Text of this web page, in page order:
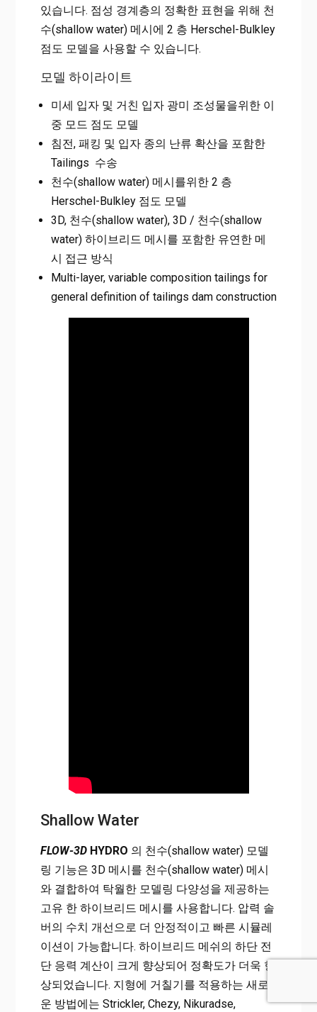
있습니다. 점성 경계층의 정확한 표현을 위해 천
수(shallow water) 메시에 2 층 Herschel-Bulkley
점도 모델을 사용할 수 있습니다.
모델 하이라이트
미세 입자 및 거친 입자 광미 조성물을위한 이
중 모드 점도 모델
침전, 패킹 및 입자 종의 난류 확산을 포함한
Tailings 수송
천수(shallow water) 메시를위한 2 층
Herschel-Bulkley 점도 모델
3D, 천수(shallow water), 3D / 천수(shallow
water) 하이브리드 메시를 포함한 유연한 메
시 접근 방식
Multi-layer, variable composition tailings for
general definition of tailings dam construction
Shallow Water
FLOW-3DHYDRO 의 천수(shallow water) 모델
링 기능은 3D 메시를 천수(shallow water) 메시
와 결합하여 탁월한 모델링 다양성을 제공하는
고유 한 하이브리드 메시를 사용합니다. 압력 솔
버의 수치 개선으로 더 안정적이고 빠른 시뮬레
이션이 가능합니다. 하이브리드 메쉬의 하단 전
단 응력 계산이 크게 향상되어 정확도가 더욱 향
상되었습니다. 지형에 거칠기를 적용하는 새로
운 방법에는 Strickler, Chezy, Nikuradse,